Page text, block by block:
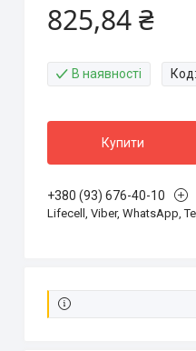
825,84 ₴
В наявності Код:
Купити
+380 (93) 676-40-10
Lifecell, Viber, WhatsApp,